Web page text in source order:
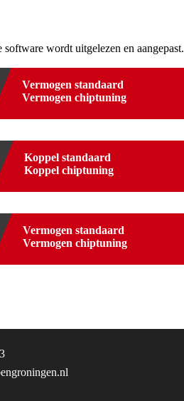
wordt uitgelezen en aangepast.
Vermogen standaard
Vermogen chiptuning
Koppel standaard
Koppel chiptuning
Vermogen standaard
Vermogen chiptuning